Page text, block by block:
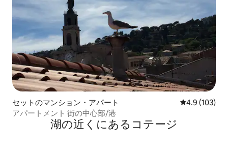
セットのマンション・アパート レビュー103
4.9 (103)
アパートメント 街の中心部/港
湖の近くにあるコテージ